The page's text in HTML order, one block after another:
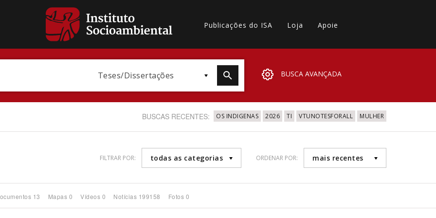
Publicações do ISA Loja Apoie
Teses/Dissertações BUSCA AVANÇADA
BUSCAS RECENTES: OS INDIGENAS 2026 TI VTUNOTESFORALL MULHER
FILTRAR POR: todas as categorias ORDENAR POR: mais recentes
13 Mapas 0 Vídeos 0 Notícias 199158 Fotos 0